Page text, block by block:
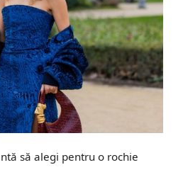
să alegi pentru o rochie